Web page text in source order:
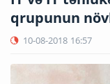
qrupunun
10-08-2018 16:57